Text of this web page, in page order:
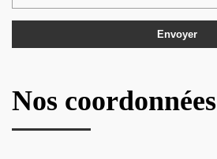
Nos coordonnées